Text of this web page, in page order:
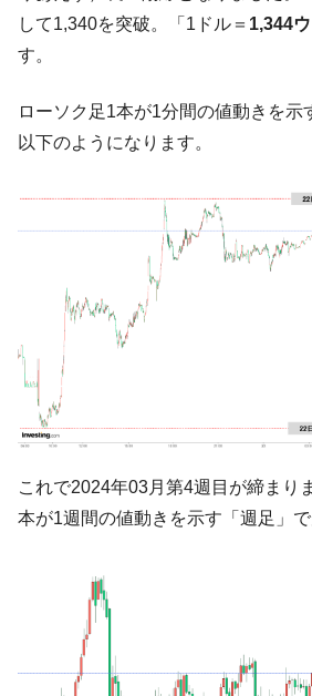
い「50.5％」に上昇
『Money1』
断
『Money1』
韓国･警察職員が「丸
中国だけが鉄鋼輸出
国の過剰生産が世界を蝕む。
韓国製造業「半導体絶
種は全般的「不調」⇒ PSIが示す現況
『Money1』
ン』1人当たり賠償10万ウォンを認定
『Money1』 韓国で猛暑。南東部で
『Money1』
韓国型イージス搭載の
「KDDX」1番艦、2032年竣工と公示
『Money1』
【対日本円】ウォン安
に韓国がいっちょがみしたのでは。
は韓国で『BYD』車は売れている。6
『Money1』
在韓米国大使スティ
く空港に詰めかけ「出て行け！」「
ドを掲げる「在韓反米勢力」
して1,340を突破。「1ドル＝ 1,344
す。
ローソク足1本が1分間の値動きを示
以下のようになります。
これで2024年03月第4週目が締まり
本が1週間の値動きを示す「週足」で